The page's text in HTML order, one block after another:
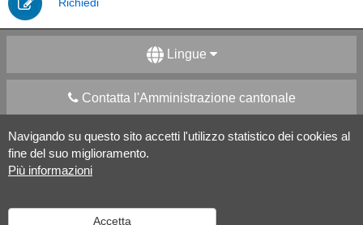
Navigando su questo sito accetti l'utilizzo statistico dei cookies al
fine del suo miglioramento.
Più informazioni
Accetta
Lingue
Contatta l'Amministrazione cantonale
Apps Mobile Social media